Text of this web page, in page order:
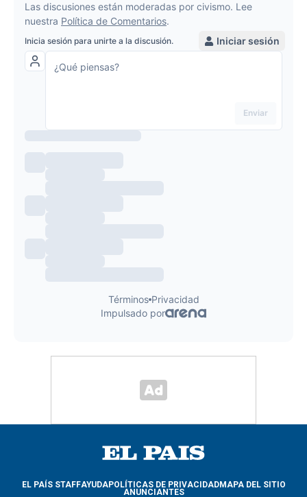
EL PAÍS STAFFAYUDAPOLÍTICAS DE PRIVACIDADMAPA DEL SITIO
ANUNCIANTES